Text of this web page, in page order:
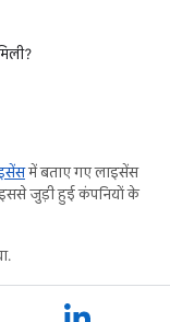
में बताए गए लाइसेंस
जुड़ी हुई कंपनियों के